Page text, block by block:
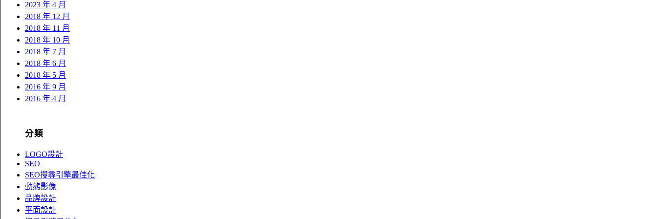
2023 年 4 月
2018 年 12 月
2018 年 11 月
2018 年 10 月
2018 年 7 月
2018 年 6 月
2018 年 5 月
2016 年 9 月
2016 年 4 月
分類
LOGO設計
SEO
SEO搜尋引擎最佳化
動態影像
品牌設計
平面設計